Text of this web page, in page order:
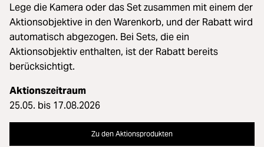
Lege die Kamera oder das Set zusammen mit einem der
Aktionsobjektive in den Warenkorb, und der Rabatt wird
automatisch abgezogen. Bei Sets, die ein
Aktionsobjektiv enthalten, ist der Rabatt bereits
berücksichtigt.
Aktionszeitraum
25.05. bis 17.08.2026
Zu den Aktionsprodukten